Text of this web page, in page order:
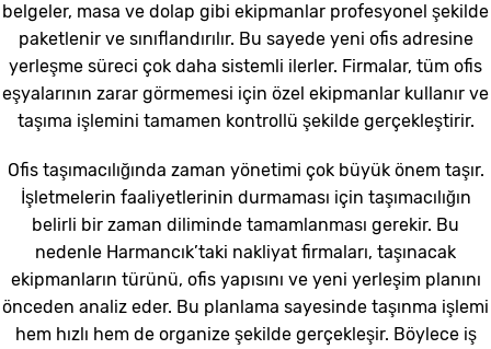
belgeler, masa ve dolap gibi ekipmanlar profesyonel şekilde
paketlenir ve sınıflandırılır. Bu sayede yeni ofis adresine
yerleşme süreci çok daha sistemli ilerler. Firmalar, tüm ofis
eşyalarının zarar görmemesi için özel ekipmanlar kullanır ve
taşıma işlemini tamamen kontrollü şekilde gerçekleştirir.
Ofis taşımacılığında zaman yönetimi çok büyük önem taşır.
İşletmelerin faaliyetlerinin durmaması için taşımacılığın
belirli bir zaman diliminde tamamlanması gerekir. Bu
nedenle Harmancık’taki nakliyat firmaları, taşınacak
ekipmanların türünü, ofis yapısını ve yeni yerleşim planını
önceden analiz eder. Bu planlama sayesinde taşınma işlemi
hem hızlı hem de organize şekilde gerçekleşir. Böylece iş